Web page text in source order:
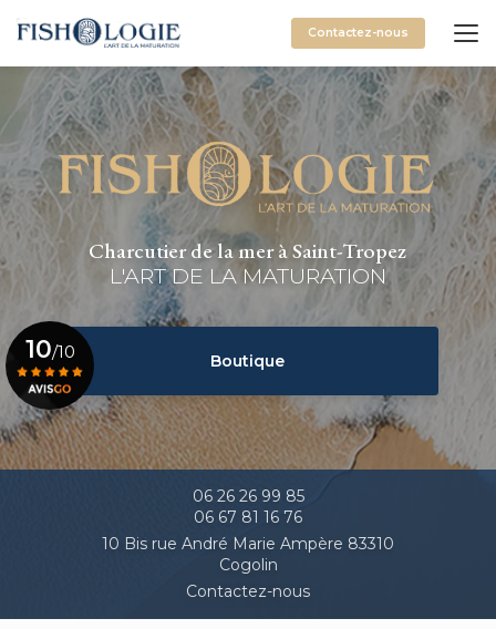
au
principal
Contactez-nous
Charcutier de la mer à Saint-Tropez
L'ART DE LA MATURATION
Boutique
06 26 26 99 85
06 67 81 16 76
10 Bis rue André Marie Ampère 83310
Cogolin
Contactez-nous
10/10
Voir le certificat